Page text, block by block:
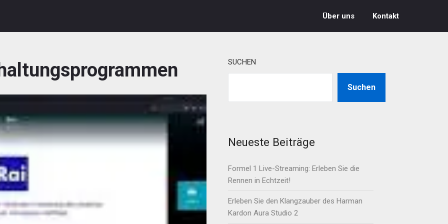
Über uns Kontakt
SUCHEN
Suchen
Neueste Beiträge
Formel 1 Live-Streaming: Erleben Sie die
Rennen in Echtzeit!
Erleben Sie den Klangzauber des Harman
Kardon Aura Studio 2